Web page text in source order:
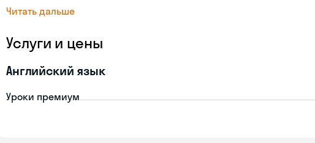
Читать дальше
Услуги и цены
Английский язык
Уроки премиум